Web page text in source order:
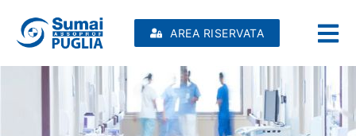
AREA RISERVATA